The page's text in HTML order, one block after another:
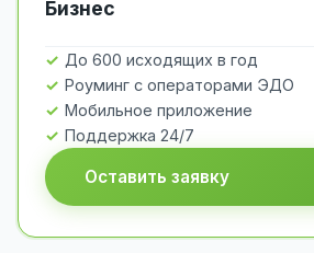
Бизнес
До 600 исходящих в год
Роуминг с операторами ЭДО
Мобильное приложение
Поддержка 24/7
Оставить заявку